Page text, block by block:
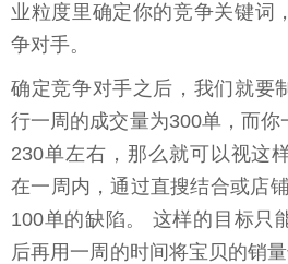
业粒度里确定你的竞争关键词
争对手。
确定竞争对手之后，我们就要
行一周的成交量为300单，而
230单左右，那么就可以视这
在一周内，通过直搜结合或店
100单的缺陷。 这样的目标只
后再用一周的时间将宝贝的销